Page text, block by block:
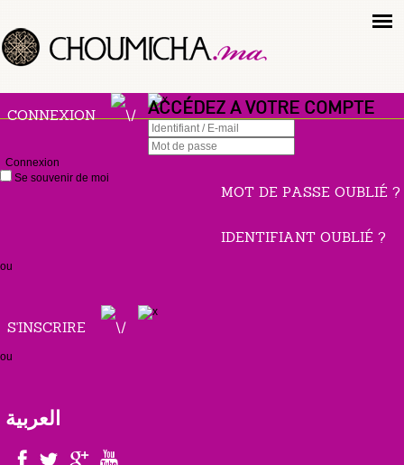
CONNEXION ACCÉDEZ A VOTRE COMPTE
Connexion
Se souvenir de moi
MOT DE PASSE OUBLIÉ ?
IDENTIFIANT OUBLIÉ ?
ou
S'INSCRIRE
ou
العربية